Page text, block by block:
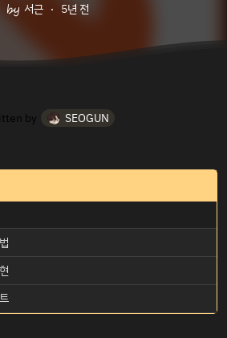
서근 5년 전
by SEOGUN